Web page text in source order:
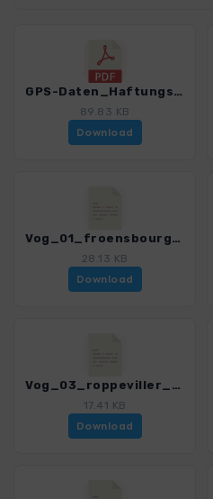
GPS-Daten_Haftungsausschluss-Nutzungsbedingungen_WF_Vogesen_4018_8.pdf
89.83 KB
Download
Vog_01_froensbourg_4018_8.gpx
28.13 KB
Download
Vog_03_roppeviller_4018_8.gpx
17.41 KB
Download